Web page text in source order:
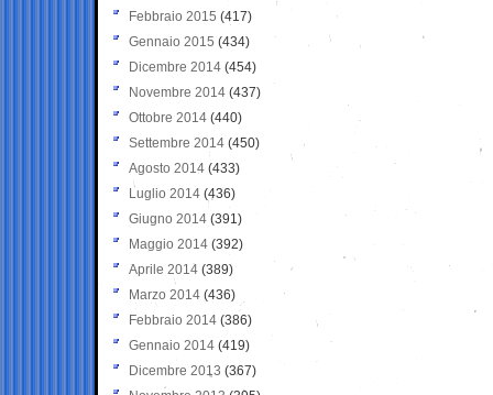
Febbraio 2015 (417)
Gennaio 2015 (434)
Dicembre 2014 (454)
Novembre 2014 (437)
Ottobre 2014 (440)
Settembre 2014 (450)
Agosto 2014 (433)
Luglio 2014 (436)
Giugno 2014 (391)
Maggio 2014 (392)
Aprile 2014 (389)
Marzo 2014 (436)
Febbraio 2014 (386)
Gennaio 2014 (419)
Dicembre 2013 (367)